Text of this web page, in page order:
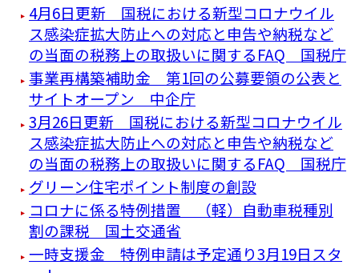
4月6日更新 国税における新型コロナウイル
ス感染症拡大防止への対応と申告や納税など
の当面の税務上の取扱いに関するFAQ 国税庁
事業再構築補助金 第1回の公募要領の公表と
サイトオープン 中企庁
3月26日更新 国税における新型コロナウイル
ス感染症拡大防止への対応と申告や納税など
の当面の税務上の取扱いに関するFAQ 国税庁
グリーン住宅ポイント制度の創設
コロナに係る特例措置 （軽）自動車税種別
割の課税 国土交通省
一時支援金 特例申請は予定通り3月19日スタ